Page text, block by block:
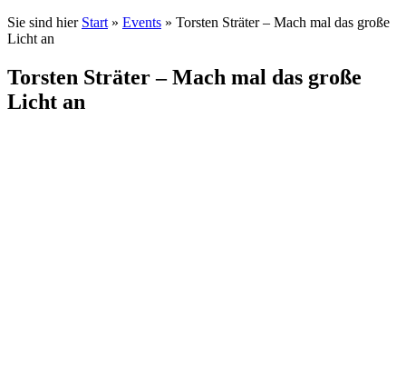
Sie sind hier Start » Events » Torsten Sträter – Mach mal das große
Licht an
Torsten Sträter – Mach mal das große
Licht an